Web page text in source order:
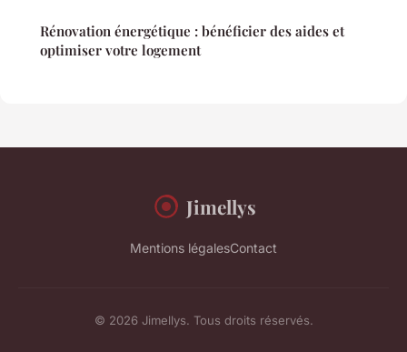
Rénovation énergétique : bénéficier des aides et
optimiser votre logement
Jimellys
Mentions légalesContact
© 2026 Jimellys. Tous droits réservés.